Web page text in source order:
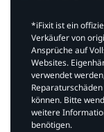
*iFixit ist ein
Verkäufer von
Ansprüche auf
Websites.
verwendet
können. Bitte
weitere
benötigen.​